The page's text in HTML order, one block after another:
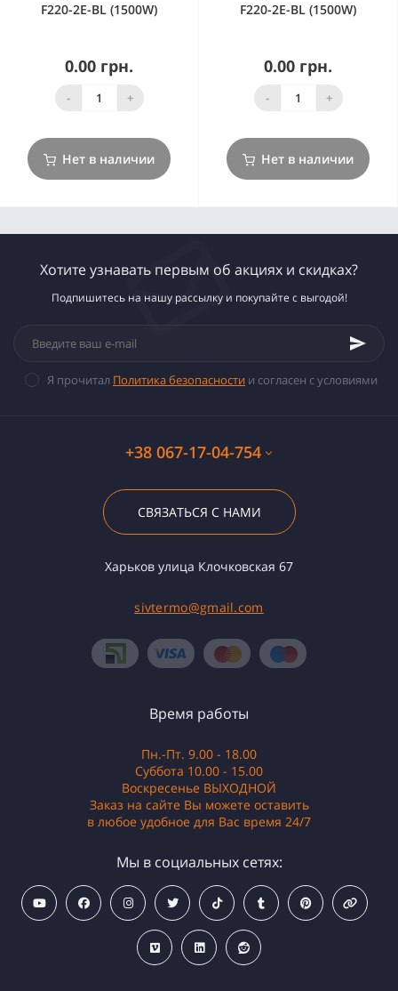
F220-2E-BL (1500W)
0.00 грн.
- +
Нет в наличии
F220-2E-BL (1500W)
0.00 грн.
- +
Нет в наличии
Хотите узнавать первым об акциях и скидках?
Подпишитесь на нашу рассылку и покупайте с выгодой!
Я прочитал Политика безопасности и согласен с условиями
+38 067-17-04-754
СВЯЗАТЬСЯ С НАМИ
Харьков улица Клочковская 67
sivtermo@gmail.com
Время работы
Пн.-Пт. 9.00 - 18.00
Суббота 10.00 - 15.00
Воскресенье ВЫХОДНОЙ
Заказ на сайте Вы можете оставить
в любое удобное для Вас время 24/7
Мы в социальных сетях: